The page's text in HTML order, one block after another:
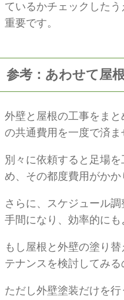
ているかチェックした
重要です。
参考：あわせて屋
外壁と屋根の工事をま
の共通費用を一度で済ま
別々に依頼すると足場
め、その都度費用がかか
さらに、スケジュール
手間になり、効率的にも
もし屋根と外壁の塗り
テナンスを検討してみる
ただし外壁塗装だけを